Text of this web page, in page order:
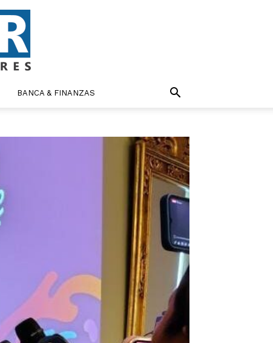
BANCA & FINANZAS